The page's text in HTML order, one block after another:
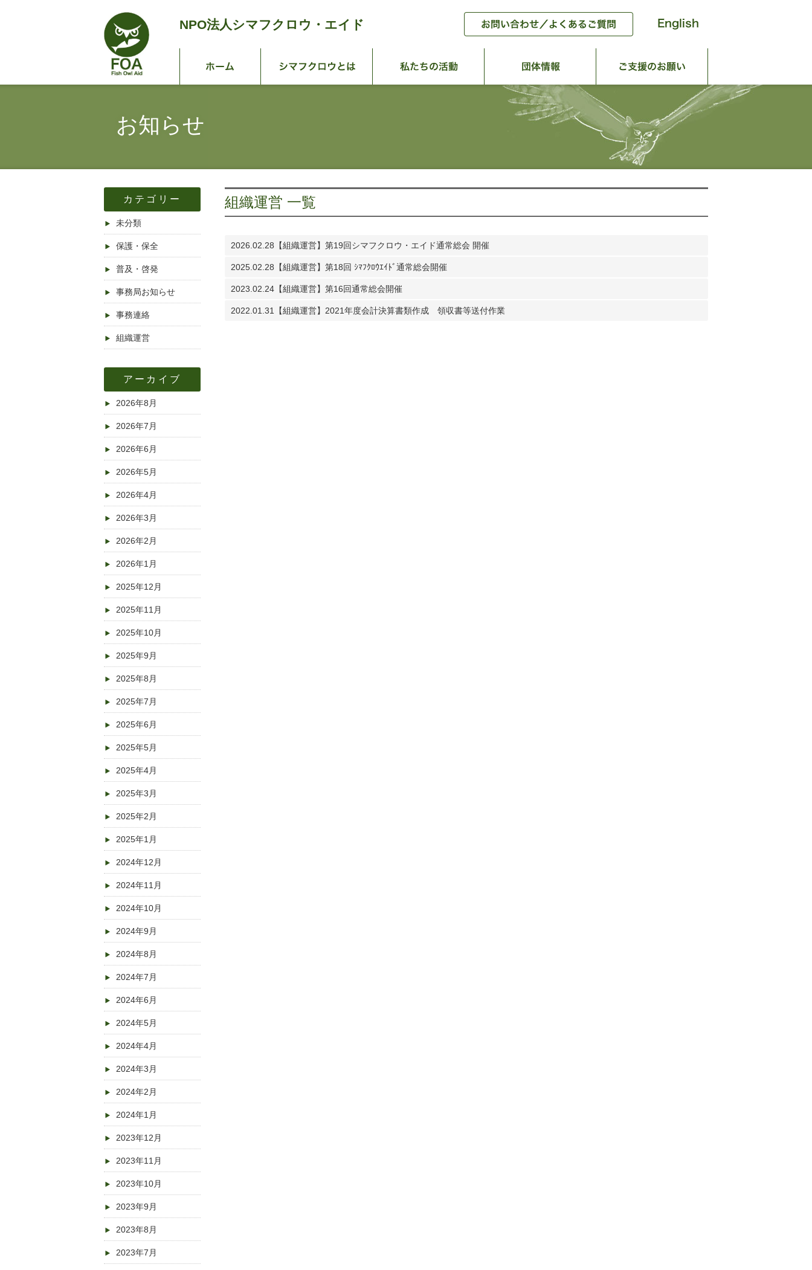
NPO法人 シマフクロウ・エイド
ホーム シマフクロウとは 私たちの活動 団体情報
お知らせ
組織運営 一覧
2026.02.28 【組織運営】第19回シマフクロウ・エイド通常総会 開催
2025.02.28 【組織運営】第18回 ｼﾏﾌｸﾛｳｴｲﾄﾞ通常総会開催
2023.02.24 【組織運営】第16回通常総会開催
2022.01.31 【組織運営】2021年度会計決算書類作成 領収書等送付作業
カテゴリー
未分類
保護・保全
普及・啓発
事務局お知らせ
事務連絡
組織運営
アーカイブ
2026年8月
2026年7月
2026年6月
2026年5月
2026年4月
2026年3月
2026年2月
2026年1月
2025年12月
2025年11月
2025年10月
2025年9月
2025年8月
2025年7月
2025年6月
2025年5月
2025年4月
2025年3月
2025年2月
2025年1月
2024年12月
2024年11月
2024年10月
2024年9月
2024年8月
2024年7月
2024年6月
2024年5月
2024年4月
2024年3月
2024年2月
2024年1月
2023年12月
2023年11月
2023年10月
2023年9月
2023年8月
2023年7月